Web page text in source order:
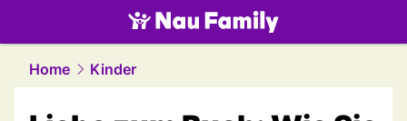
family.NAU.ch
Home Kinder